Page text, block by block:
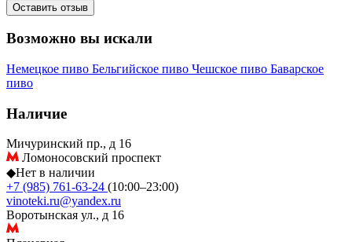
Оставить отзыв
Возможно вы искали
Немецкое пиво Бельгийское пиво Чешское пиво Баварское
пиво
Наличие
Мичуринский пр., д 16
Ломоносовский проспект
◆Нет в наличии
+7 (985) 761-63-24 (10:00–23:00)
vinoteki.ru@yandex.ru
Воротынская ул., д 16